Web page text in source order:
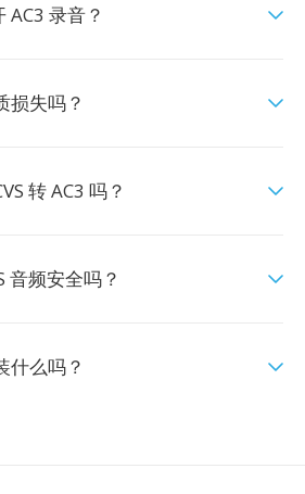
AC3 录音？
损失吗？
转 AC3 吗？
音频安全吗？
什么吗？